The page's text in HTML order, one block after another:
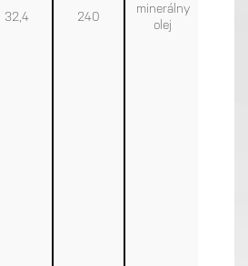
32,4 240
minerálny
olej